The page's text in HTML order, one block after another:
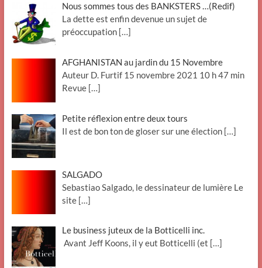
Nous sommes tous des BANKSTERS …(Redif)
La dette est enfin devenue un sujet de
préoccupation […]
AFGHANISTAN au jardin du 15 Novembre
Auteur D. Furtif 15 novembre 2021 10 h 47 min
Revue […]
Petite réflexion entre deux tours
Il est de bon ton de gloser sur une élection […]
SALGADO
Sebastiao Salgado, le dessinateur de lumière Le
site […]
Le business juteux de la Botticelli inc.
Avant Jeff Koons, il y eut Botticelli (et […]